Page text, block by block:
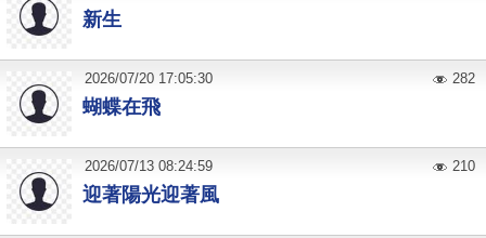
新生
蝴蝶在飛
2026/07/20 17:05:30 282
迎著陽光迎著風
2026/07/13 08:24:59 210